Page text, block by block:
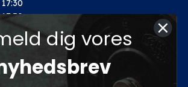
17:30
14:00
dig vores